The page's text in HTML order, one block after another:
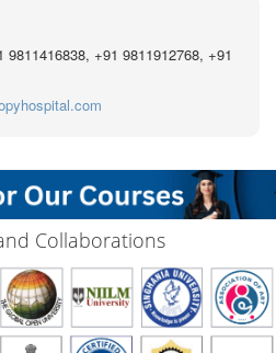
+91 9811912768, +91
Collaborations